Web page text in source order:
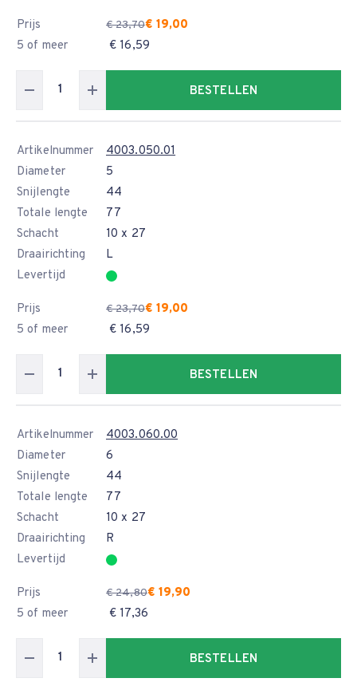
Prijs € 23,70€ 19,00
5 of meer
€ 16,59
BESTELLEN
Artikelnummer
4003.050.01
Diameter
5
Snijlengte
44
Totale lengte
77
Schacht
10 x 27
Draairichting
L
Levertijd
Prijs € 23,70€ 19,00
5 of meer
€ 16,59
BESTELLEN
Artikelnummer
4003.060.00
Diameter
6
Snijlengte
44
Totale lengte
77
Schacht
10 x 27
Draairichting
R
Levertijd
Prijs € 24,80€ 19,90
5 of meer
€ 17,36
BESTELLEN